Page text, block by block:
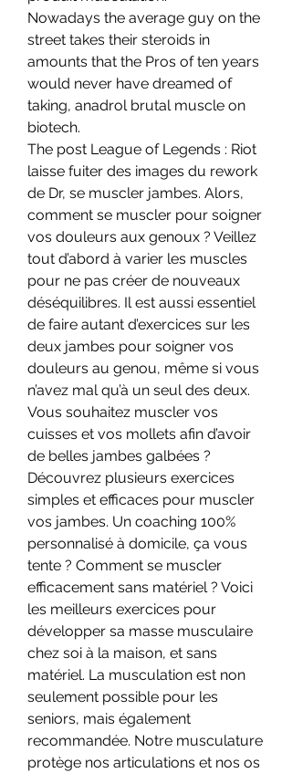
Nowadays the average guy on the
street takes their steroids in
amounts that the Pros of ten years
would never have dreamed of
taking, anadrol brutal muscle on
biotech.
The post League of Legends : Riot
laisse fuiter des images du rework
de Dr, se muscler jambes. Alors,
comment se muscler pour soigner
vos douleurs aux genoux ? Veillez
tout d’abord à varier les muscles
pour ne pas créer de nouveaux
déséquilibres. Il est aussi essentiel
de faire autant d’exercices sur les
deux jambes pour soigner vos
douleurs au genou, même si vous
n’avez mal qu’à un seul des deux.
Vous souhaitez muscler vos
cuisses et vos mollets afin d’avoir
de belles jambes galbées ?
Découvrez plusieurs exercices
simples et efficaces pour muscler
vos jambes. Un coaching 100%
personnalisé à domicile, ça vous
tente ? Comment se muscler
efficacement sans matériel ? Voici
les meilleurs exercices pour
développer sa masse musculaire
chez soi à la maison, et sans
matériel. La musculation est non
seulement possible pour les
seniors, mais également
recommandée. Notre musculature
protège nos articulations et nos os